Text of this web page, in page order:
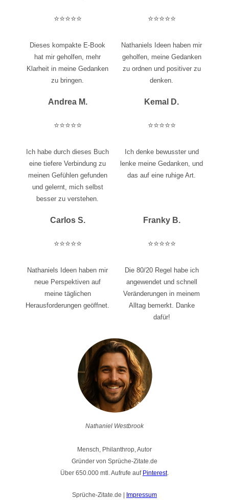
⭐️⭐️⭐️⭐️⭐️
Dieses kompakte E-Book
hat mir geholfen, mehr
Klarheit in meine Gedanken
zu bringen.
⭐️⭐️⭐️⭐️⭐️
Nathaniels Ideen haben mir
geholfen, meine Gedanken
zu ordnen und positiver zu
denken.
Andrea M.
⭐️⭐️⭐️⭐️⭐️
Ich habe durch dieses Buch
eine tiefere Verbindung zu
meinen Gefühlen gefunden
und gelernt, mich selbst
besser zu verstehen.
Kemal D.
⭐️⭐️⭐️⭐️⭐️
Ich denke bewusster und
lenke meine Gedanken, und
das auf eine ruhige Art.
Carlos S.
⭐️⭐️⭐️⭐️⭐️
Nathaniels Ideen haben mir
neue Perspektiven auf
meine täglichen
Herausforderungen geöffnet.
Franky B.
⭐️⭐️⭐️⭐️⭐️
Die 80/20 Regel habe ich
angewendet und schnell
Veränderungen in meinem
Alltag bemerkt. Danke
dafür!
Nathaniel Westbrook
Mensch, Philanthrop, Autor
Gründer von Sprüche-Zitate.de
Über 650.000 mtl. Aufrufe auf Pinterest.
Sprüche-Zitate.de | Impressum